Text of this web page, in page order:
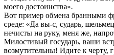
моего достоинства».
Вот пример обмена бранными
среде: «Да вы-с, сударь,
нечисты на руку, меня же,
Милостивый государь, ваши
возмутительны! Идите к черту,